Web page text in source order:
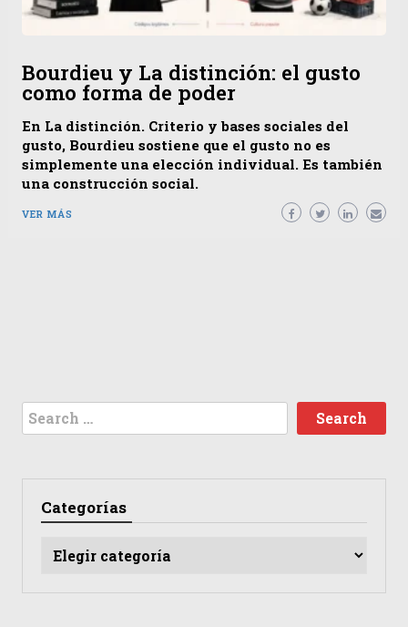
Bourdieu y La distinción: el gusto
como forma de poder
En La distinción. Criterio y bases sociales del
gusto, Bourdieu sostiene que el gusto no es
simplemente una elección individual. Es también
una construcción social.
VER MÁS
Search
for:
Categorías
Categorías